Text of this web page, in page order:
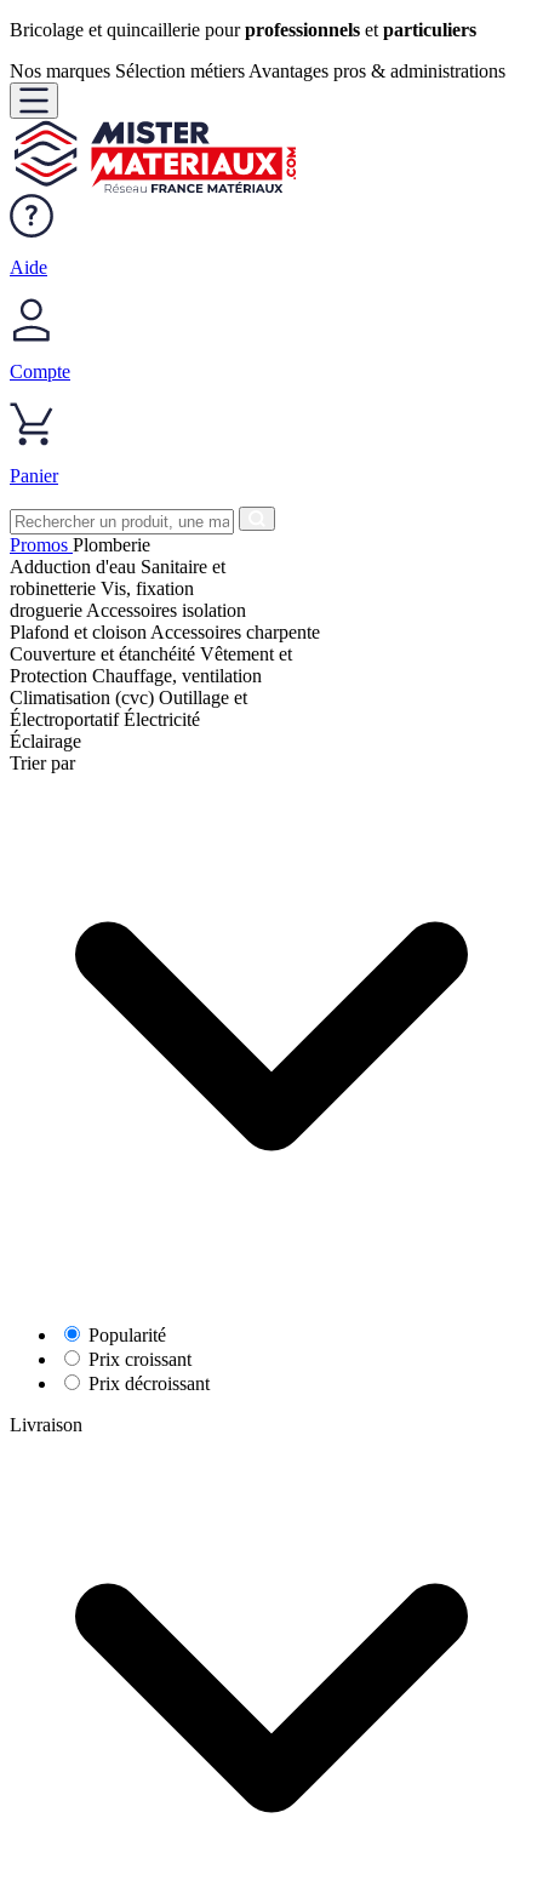
Bricolage et quincaillerie pourprofessionnels et particuliers
Nos marques Sélection métiers Avantages pros & administrations
Aide
Compte
Panier
Promos Plomberie
Adduction d'eau Sanitaire et
robinetterie Vis, fixation
droguerie Accessoires isolation
Plafond et cloison Accessoires charpente
Couverture et étanchéité Vêtement et
Protection Chauffage, ventilation
Climatisation (cvc) Outillage et
ÉlectroportatifÉlectricité
Éclairage
Trier par
Popularité
Prix croissant
Prix décroissant
Livraison